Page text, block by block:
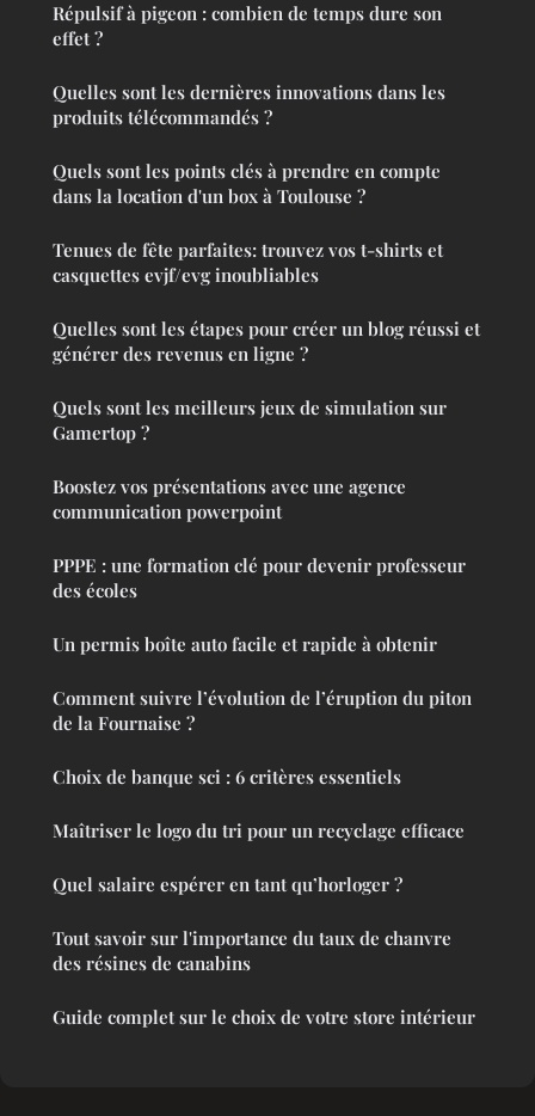
Répulsif à pigeon : combien de temps dure son
effet ?
Quelles sont les dernières innovations dans les
produits télécommandés ?
Quels sont les points clés à prendre en compte
dans la location d'un box à Toulouse ?
Tenues de fête parfaites: trouvez vos t-shirts et
casquettes evjf/evg inoubliables
Quelles sont les étapes pour créer un blog réussi et
générer des revenus en ligne ?
Quels sont les meilleurs jeux de simulation sur
Gamertop ?
Boostez vos présentations avec une agence
communication powerpoint
PPPE : une formation clé pour devenir professeur
des écoles
Un permis boîte auto facile et rapide à obtenir
Comment suivre l’évolution de l’éruption du piton
de la Fournaise ?
Choix de banque sci : 6 critères essentiels
Maîtriser le logo du tri pour un recyclage efficace
Quel salaire espérer en tant qu’horloger ?
Tout savoir sur l'importance du taux de chanvre
des résines de canabins
Guide complet sur le choix de votre store intérieur